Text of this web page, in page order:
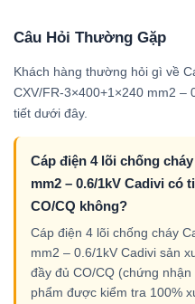
Câu Hỏi Thường Gặp
Khách hàng thường hỏi gì về
CXV/FR-3×400+1×240 mm2 –
tiết dưới đây.
Cáp điện 4 lõi chống
mm2 – 0.6/1kV Cadivi có
CO/CQ không?
Cáp điện 4 lõi chống cháy
mm2 – 0.6/1kV Cadivi sản
đầy đủ CO/CQ (chứng
phẩm được kiểm tra 100%